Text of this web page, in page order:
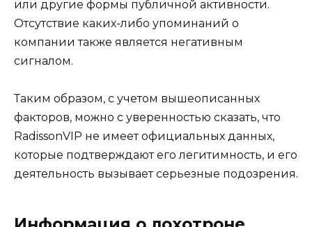
или другие формы публичной активности.
Отсутствие каких-либо упоминаний о
компании также является негативным
сигналом.
Таким образом, с учетом вышеописанных
факторов, можно с уверенностью сказать, что
RadissonVIP не имеет официальных данных,
которые подтверждают его легитимность, и его
деятельность вызывает серьезные подозрения.